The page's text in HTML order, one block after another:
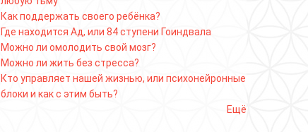
Как поддержать своего ребёнка?
Где находится Ад, или 84 ступени Гоиндвала
Можно ли омолодить свой мозг?
Можно ли жить без стресса?
Кто управляет нашей жизнью, или психонейронные
блоки и как с этим быть?
Ещё